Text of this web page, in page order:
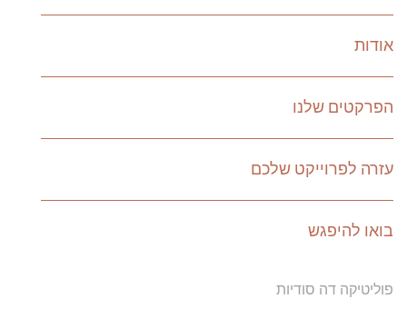
אודות
הפרקטים שלנו
עזרה לפרוייקט שלכם
בואו להיפגש
פוליטיקה דה סודיות